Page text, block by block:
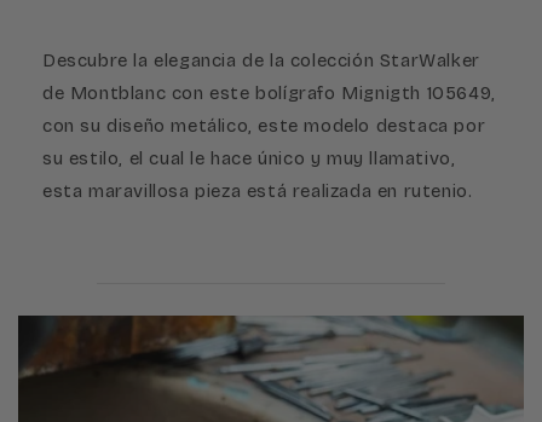
Descubre la elegancia de la colección StarWalker
de Montblanc con este bolígrafo Mignigth 105649,
con su diseño metálico, este modelo destaca por
su estilo, el cual le hace único y muy llamativo,
esta maravillosa pieza está realizada en rutenio.